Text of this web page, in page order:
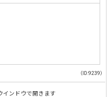
（ID:9239）
インドウで開きます